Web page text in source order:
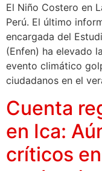
El Niño Costero en
Perú. El último
encargada del
(Enfen) ha elevado
evento climático
ciudadanos en el
Cuenta
en Ica:
críticos